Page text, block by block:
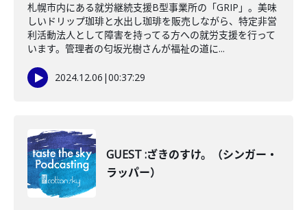
札幌市内にある就労継続支援B型事業所の「GRIP」。美味
しいドリップ珈琲と水出し珈琲を販売しながら、特定非営
利活動法人として障害を持ってる方への就労支援を行って
います。管理者の匂坂光樹さんが福祉の道に...
2024.12.06 |00:37:29
GUEST :ざきのすけ。（シンガー・
ラッパー）